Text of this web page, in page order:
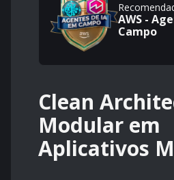
AWS -
Campo
Clean
Modular em
Aplicativos